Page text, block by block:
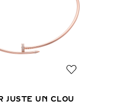
JUSTE UN CLOU